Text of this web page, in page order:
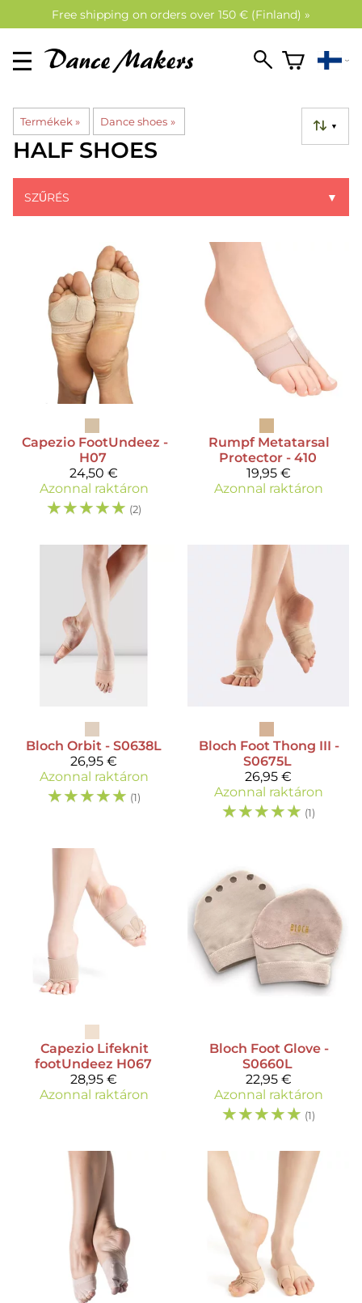
Free shipping on orders over 150 € (Finland) »
Termékek ‪» Dance shoes ‪» ▼
HALF SHOES
SZŰRÉS ▼
Capezio FootUndeez -
H07
24,50 €
Azonnal raktáron
☆☆☆☆☆ (2)
Rumpf Metatarsal
Protector - 410
19,95 €
Azonnal raktáron
Bloch Orbit - S0638L
26,95 €
Azonnal raktáron
☆☆☆☆☆ (1)
Bloch Foot Thong III -
S0675L
26,95 €
Azonnal raktáron
☆☆☆☆☆ (1)
Capezio Lifeknit
footUndeez H067
28,95 €
Azonnal raktáron
Bloch Foot Glove -
S0660L
22,95 €
Azonnal raktáron
☆☆☆☆☆ (1)